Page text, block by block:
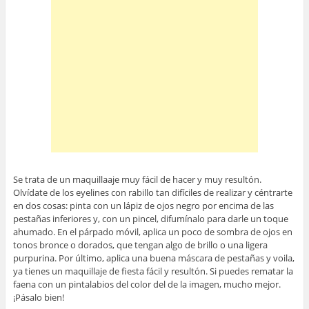
Se trata de un maquillaaje muy fácil de hacer y muy resultón.
Olvídate de los eyelines con rabillo tan difíciles de realizar y céntrarte
en dos cosas: pinta con un lápiz de ojos negro por encima de las
pestañas inferiores y, con un pincel, difumínalo para darle un toque
ahumado. En el párpado móvil, aplica un poco de sombra de ojos en
tonos bronce o dorados, que tengan algo de brillo o una ligera
purpurina. Por último, aplica una buena máscara de pestañas y voila,
ya tienes un maquillaje de fiesta fácil y resultón. Si puedes rematar la
faena con un pintalabios del color del de la imagen, mucho mejor.
¡Pásalo bien!